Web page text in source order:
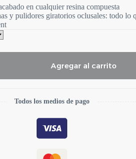
en cualquier resina compuesta
y pulidores giratorios oclusales: todo lo
Agregar al carrito
Todos los medios de pago